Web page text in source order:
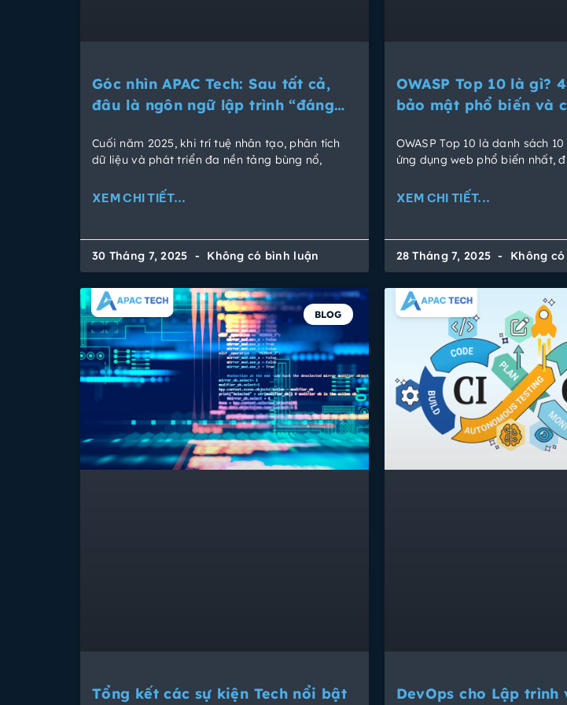
Góc nhìn APAC Tech: Sau tất cả,
đâu là ngôn ngữ lập trình “đáng
Cuối năm 2025, khi trí tuệ nhân tạo, phân tích
dữ liệu và phát triển đa nền tảng bùng nổ,
XEM CHI TIẾT...
30 Tháng 7, 2025 Không có bình luận
OWASP Top 10 là gì?
bảo mật phổ biến và
OWASP Top 10 là danh sách
ứng dụng web phổ biến nhất,
XEM CHI TIẾT...
28 Tháng 7, 2025 Không
BLOG
Tổng kết các sự kiện Tech nổi bật DevOps cho Lập trình